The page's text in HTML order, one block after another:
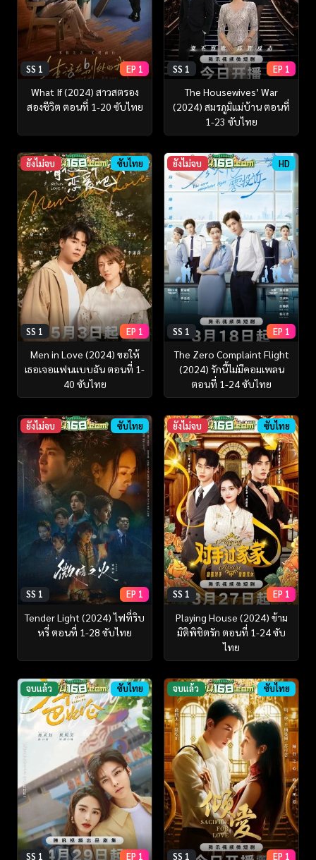
SS 1 EP 1
What If (2024) สาวสตรอง
สองชีวิต ตอนที่ 1-20 ซับไทย
SS 1 EP 1
The Housewives’ War
(2024) สมรภูมิแม่บ้าน ตอนที่
1-23 ซับไทย
ยังไม่จบ ซับไทย
SS 1 EP 1
Men in Love (2024) ขอให้
เธอเจอแฟนแบบฉัน ตอนที่ 1-
40 ซับไทย
ยังไม่จบ HD
SS 1 EP 1
The Zero Complaint Flight
(2024) รักนี้ไม่มีคอมเพลน
ตอนที่ 1-24 ซับไทย
ยังไม่จบ ซับไทย
SS 1 EP 1
Tender Light (2024) ไฟที่ริบ
หรี่ ตอนที่ 1-28 ซับไทย
ยังไม่จบ ซับไทย
SS 1 EP 1
Playing House (2024) ข้าม
มิติพิชิตรัก ตอนที่ 1-24 ซับ
ไทย
จบแล้ว ซับไทย
SS 1 EP 1
จบแล้ว ซับไทย
SS 1 EP 1